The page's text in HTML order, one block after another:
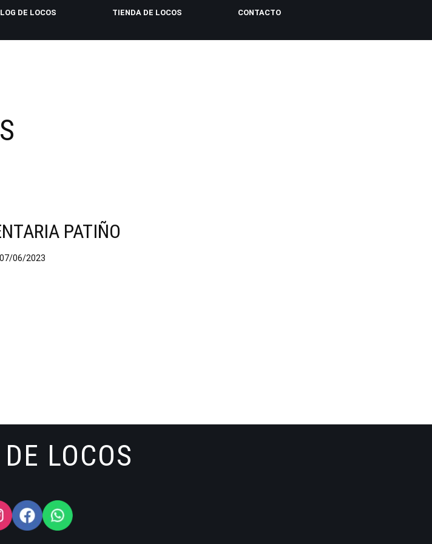
DE LOCOS TIENDA DE LOCOS
CONTACTO
PATIÑO
07/06/2023
LOCOS